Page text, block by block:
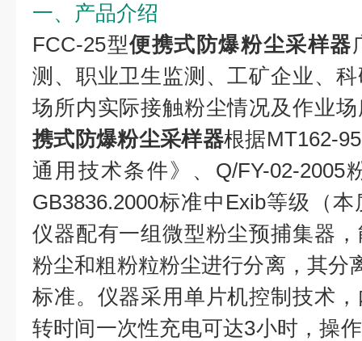
一、产品介绍
FCC-25型便携式防爆粉尘采样器
测、职业卫生监测、工矿企业、
场所内实际接触粉尘情况及作业
携式防爆粉尘采样器根据MT162-
通用技术条件》、Q/FY-02-2005
GB3836.2000标准中Exib等级（
仪器配有一组微型粉尘预捕集器
粉尘和粗粉粒粉尘进行分离，其分
标准。仪器采用单片机控制技术
转时间一次性充电可达3小时，操